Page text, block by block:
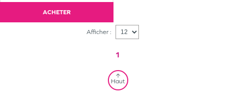
ACHETER
Afficher :
1
Haut